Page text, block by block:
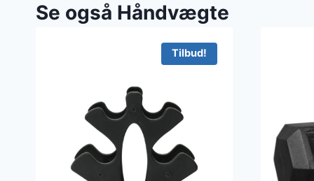
Se også Håndvægte
Tilbud!